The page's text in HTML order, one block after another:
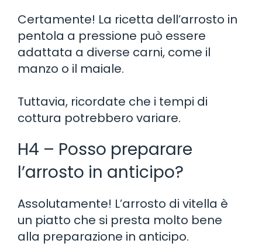
Certamente! La ricetta dell’arrosto in
pentola a pressione può essere
adattata a diverse carni, come il
manzo o il maiale.
Tuttavia, ricordate che i tempi di
cottura potrebbero variare.
H4 – Posso preparare
l’arrosto in anticipo?
Assolutamente! L’arrosto di vitella è
un piatto che si presta molto bene
alla preparazione in anticipo.